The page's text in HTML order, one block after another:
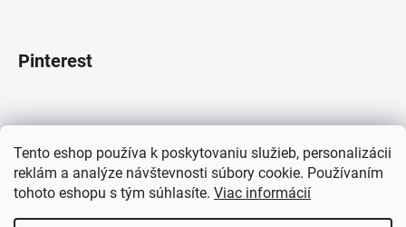
Tento eshop používa k poskytovaniu služieb, personalizácii
reklám a analýze návštevnosti súbory cookie. Používaním
tohoto eshopu s tým súhlasíte. Viac informácií
Pinterest
Instagram